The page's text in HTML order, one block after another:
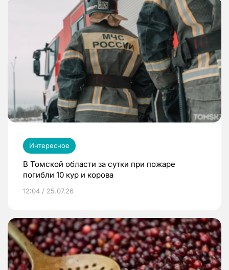
Интересное
В Томской области за сутки при пожаре
погибли 10 кур и корова
12:04 / 25.07.26